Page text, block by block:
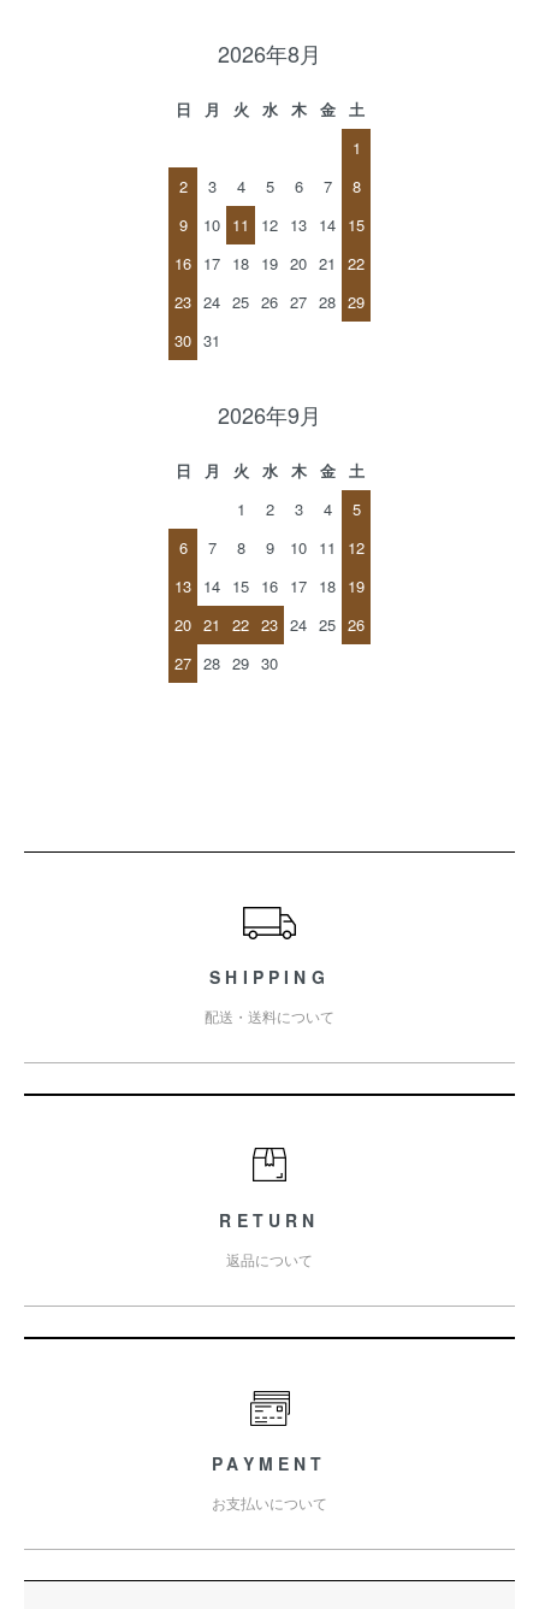
2026年8月
日 月 火 水 木 金
土
1
2
3 4 5 6 7
8
9
10 11 12 13 14 15
16 17 18 19 20 21
22
23 24 25 26 27 28 29
30 31
2026年9月
日 月 火 水 木 金
土
1
2 3 4
5
6
7 8 9 10 11
12
13 14 15 16 17 18 19
20 21 22 23 24 25 26
27 28 29 30
SHIPPING
配送・送料について
RETURN
返品について
PAYMENT
お支払いについて